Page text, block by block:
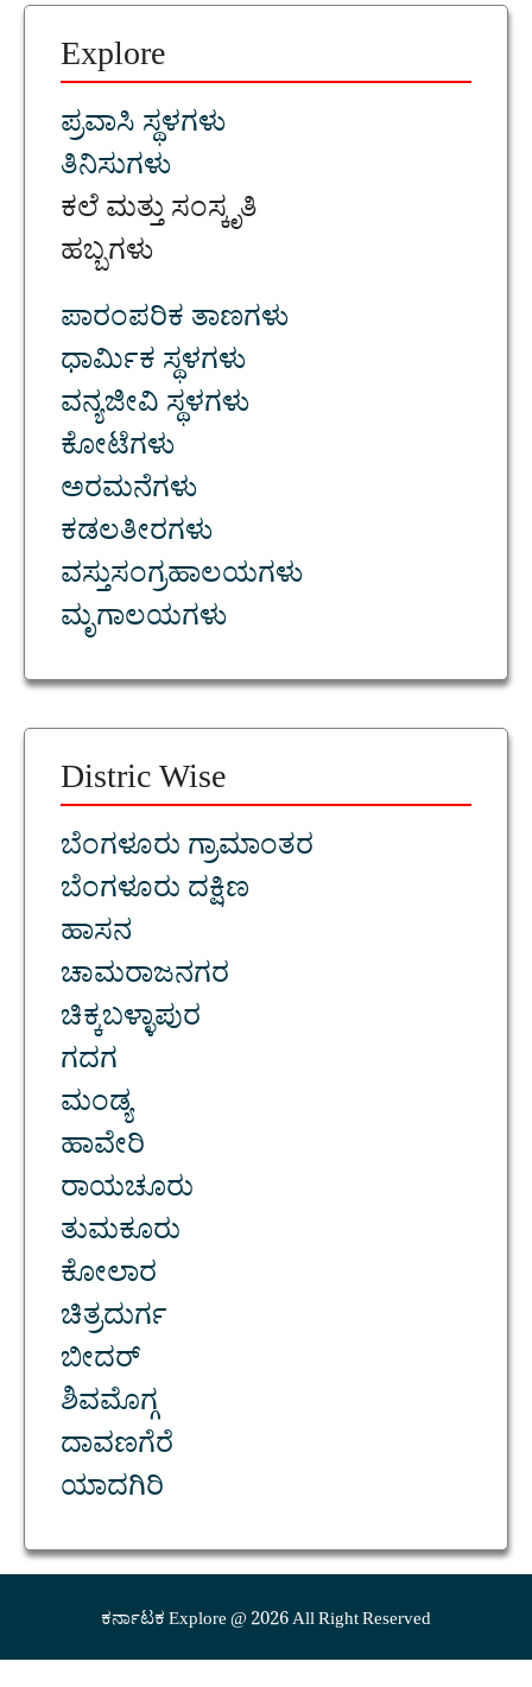
Explore
ಪ್ರವಾಸಿ ಸ್ಥಳಗಳು
ತಿನಿಸುಗಳು
ಕಲೆ ಮತ್ತು ಸಂಸ್ಕೃತಿ
ಹಬ್ಬಗಳು
ಪಾರಂಪರಿಕ ತಾಣಗಳು
ಧಾರ್ಮಿಕ ಸ್ಥಳಗಳು
ವನ್ಯಜೀವಿ ಸ್ಥಳಗಳು
ಕೋಟೆಗಳು
ಅರಮನೆಗಳು
ಕಡಲತೀರಗಳು
ವಸ್ತುಸಂಗ್ರಹಾಲಯಗಳು
ಮೃಗಾಲಯಗಳು
Distric Wise
ಬೆಂಗಳೂರು ಗ್ರಾಮಾಂತರ
ಬೆಂಗಳೂರು ದಕ್ಷಿಣ
ಹಾಸನ
ಚಾಮರಾಜನಗರ
ಚಿಕ್ಕಬಳ್ಳಾಪುರ
ಗದಗ
ಮಂಡ್ಯ
ಹಾವೇರಿ
ರಾಯಚೂರು
ತುಮಕೂರು
ಕೋಲಾರ
ಚಿತ್ರದುರ್ಗ
ಬೀದರ್
ಶಿವಮೊಗ್ಗ
ದಾವಣಗೆರೆ
ಯಾದಗಿರಿ
ಕರ್ನಾಟಕ Explore @ 2026 All Right Reserved